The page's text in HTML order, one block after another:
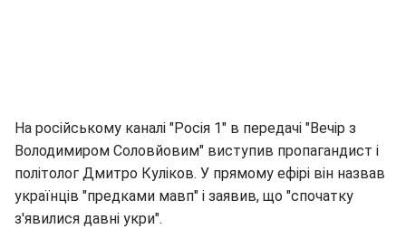
На російському каналі "Росія 1" в передачі "Вечір з
Володимиром Соловйовим" виступив пропагандист і
політолог Дмитро Куліков. У прямому ефірі він назвав
українців "предками мавп" і заявив, що "спочатку
з'явилися давні укри".